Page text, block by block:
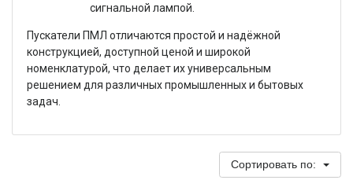
сигнальной лампой.
Пускатели ПМЛ отличаются простой и надёжной
конструкцией, доступной ценой и широкой
номенклатурой, что делает их универсальным
решением для различных промышленных и бытовых
задач.
Сортировать по: